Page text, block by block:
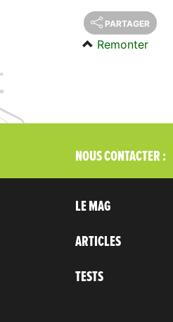
PARTAGER
Remonter
NOUS CONTACTER :
LE MAG
ARTICLES
TESTS